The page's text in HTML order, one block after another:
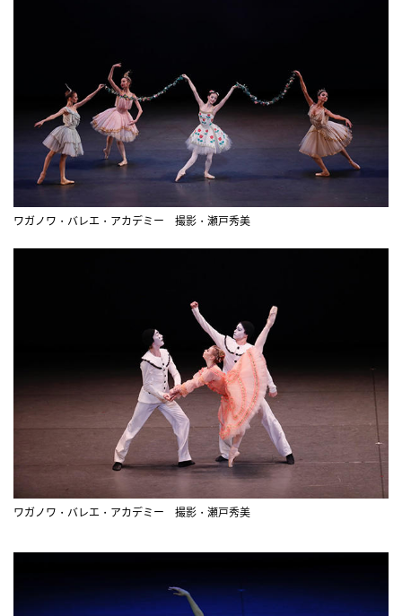
ワガノワ・バレエ・アカデミー 撮影・瀬戸秀美
ワガノワ・バレエ・アカデミー 撮影・瀬戸秀美